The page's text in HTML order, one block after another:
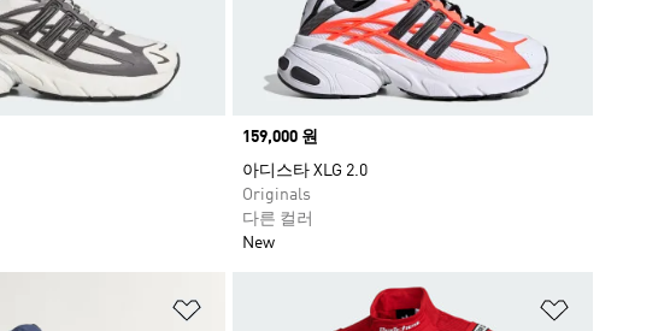
Price
159,000 원
아디스타 XLG 2.0
Originals
다른 컬러
New